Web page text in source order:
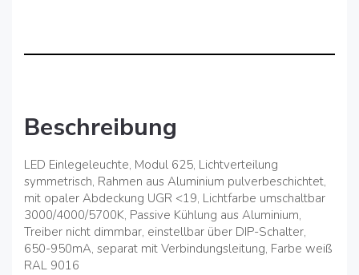
Beschreibung
LED Einlegeleuchte, Modul 625, Lichtverteilung
symmetrisch, Rahmen aus Aluminium pulverbeschichtet,
mit opaler Abdeckung UGR <19, Lichtfarbe umschaltbar
3000/4000/5700K, Passive Kühlung aus Aluminium,
Treiber nicht dimmbar, einstellbar über DIP-Schalter,
650-950mA, separat mit Verbindungsleitung, Farbe weiß
RAL 9016